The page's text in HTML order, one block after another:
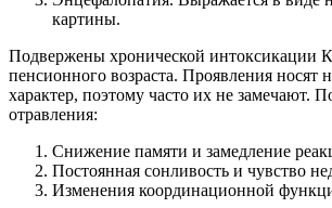
картины.
Подвержены хронической интоксикации
пенсионного возраста. Проявления носят
характер, поэтому часто их не замечают.
отравления:
Снижение памяти и замедление
Постоянная сонливость и чувство
Изменения координационной